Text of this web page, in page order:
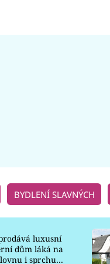
BYDLENÍ SLAVNÝCH
luxusní
dům láká na
i sprchu